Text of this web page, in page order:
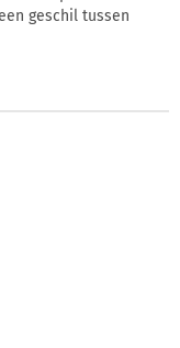
geschil tussen